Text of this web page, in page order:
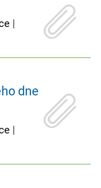
|
dne
|